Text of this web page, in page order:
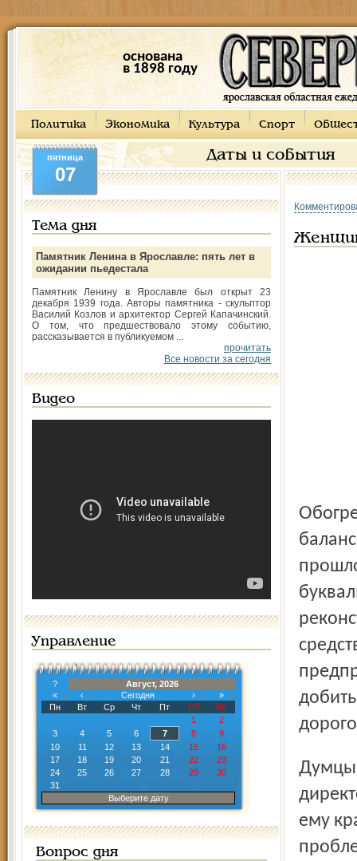
основана
в 1898 году
Политика Экономика Культура Спорт
Даты и события
пятница
07
Тема дня
Памятник Ленина в Ярославле: пять лет в
ожидании пьедестала
Памятник Ленину в Ярославле был открыт 23
декабря 1939 года. Авторы памятника - скульптор
Василий Козлов и архитектор Сергей Капачинский.
О том, что предшествовало этому событию,
рассказывается в публикуемом ...
прочитать
Все новости за сегодня
Видео
Управление
?
Август, 2026
«
‹ Сегодня ›
»
Пн
Вт Ср Чт Пт Сб
Вс
1
2
3
4 5 6 7 8
9
10
11 12 13 14 15
16
17
18 19 20 21 22
23
24
25 26 27 28 29
30
31
Выберите дату
Вопрос дня
Обогревающая этот микрорайон котельная находится на
Думцы пригласили на свое заседание генерального
ему